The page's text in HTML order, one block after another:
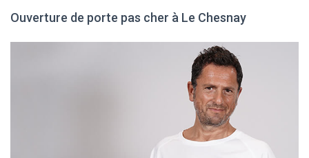
Ouverture de porte pas cher à Le Chesnay